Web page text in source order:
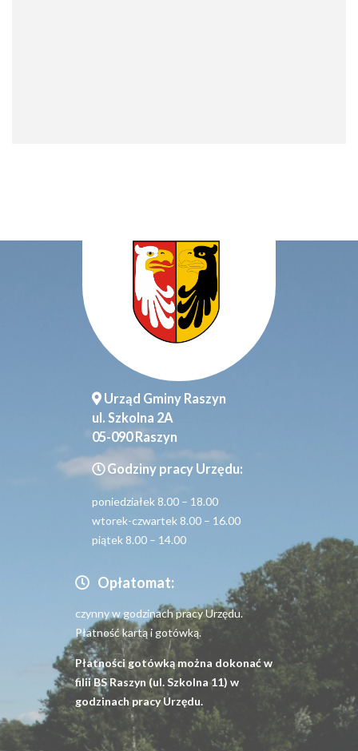
Urząd Gminy Raszyn
ul. Szkolna 2A
05-090 Raszyn
Godziny pracy Urzędu:
poniedziałek 8.00 – 18.00
wtorek-czwartek 8.00 – 16.00
piątek 8.00 – 14.00
Opłatomat:
czynny w godzinach pracy Urzędu.
Płatność kartą i gotówką.
Płatności gotówką można dokonać w
filii BS Raszyn (ul. Szkolna 11) w
godzinach pracy Urzędu.